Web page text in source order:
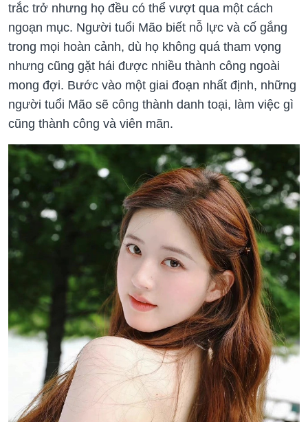
trắc trở nhưng họ đều có thể vượt qua một cách
ngoạn mục. Người tuổi Mão biết nỗ lực và cố gắng
trong mọi hoàn cảnh, dù họ không quá tham vọng
nhưng cũng gặt hái được nhiều thành công ngoài
mong đợi. Bước vào một giai đoạn nhất định, những
người tuổi Mão sẽ công thành danh toại, làm việc gì
cũng thành công và viên mãn.